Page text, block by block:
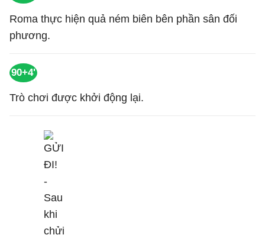
Roma thực hiện quả ném biên bên phần sân đối
phương.
90+4'
Trò chơi được khởi động lại.